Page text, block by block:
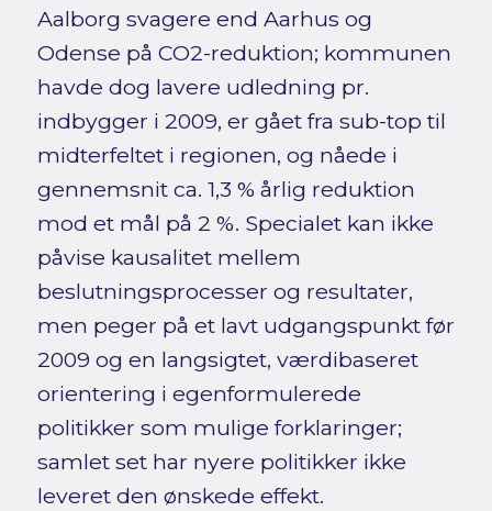
Aalborg svagere end Aarhus og
Odense på CO2-reduktion; kommunen
havde dog lavere udledning pr.
indbygger i 2009, er gået fra sub-top til
midterfeltet i regionen, og nåede i
gennemsnit ca. 1,3 % årlig reduktion
mod et mål på 2 %. Specialet kan ikke
påvise kausalitet mellem
beslutningsprocesser og resultater,
men peger på et lavt udgangspunkt før
2009 og en langsigtet, værdibaseret
orientering i egenformulerede
politikker som mulige forklaringer;
samlet set har nyere politikker ikke
leveret den ønskede effekt.